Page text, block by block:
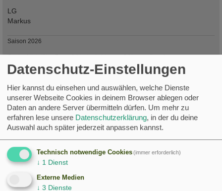
LG
Markus
Saison 2026
Segler Nistplätze 7 von 14 belegt. (hiervon 2 Neuzugänge)
Ankunft: 9 von 14
Bruten:
Schlupfe:
Abflüge:
Turmfalken - Stream ist vorerst offline da Nistplatz leer.
https://www.youtube.com/@TuttlingerTurmfalken-hc5sh
https://www.youtube.com/@tuttlingeralpensegler3497
Thomas-NRW
Foren-Unterstützer
Datenschutz-Einstellungen
Hier kannst du einsehen und auswählen, welche Dienste
unserer Webseite Cookies in deinem Browser ablegen oder
Daten an andere Server übermitteln dürfen. Um mehr zu
erfahren lese unsere Datenschutzerklärung, in der du deine
Auswahl auch später jederzeit anpassen kannst.
Technisch notwendige Cookies(immer erforderlich)
↓ 1 Dienst
Externe Medien
↓ 3 Dienste